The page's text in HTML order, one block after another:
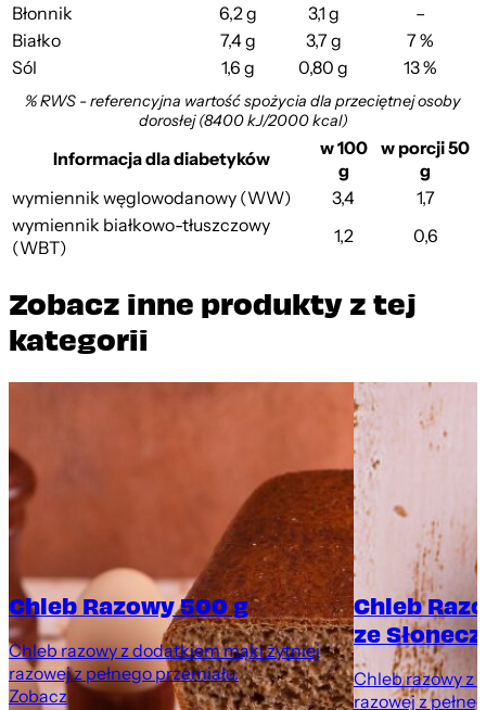
Błonnik
6,2 g 3,1 g
–
Białko
7,4 g 3,7 g
7 %
Sól
1,6 g 0,80 g 13 %
% RWS - referencyjna wartość spożycia dla przeciętnej osoby
dorosłej (8400 kJ/2000 kcal)
Informacja dla diabetyków
w 100
g
w porcji 50
g
wymiennik węglowodanowy (WW)
3,4
1,7
wymiennik białkowo-tłuszczowy
(WBT)
1,2 0,6
Zobacz inne produkty z tej
kategorii
Chleb Razowy 500 g
Chleb razowy z dodatkiem mąki żytniej
razowej z pełnego przemiału.
Zobacz
Chleb
ze
Chleb razowy z
razowej z